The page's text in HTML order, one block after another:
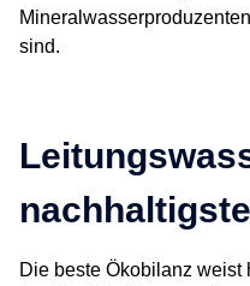
sind.
Die beste Ökobilanz weist